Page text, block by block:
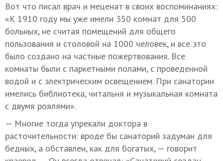
Вот что писал врач и меценат в своих воспоминаниях:
«К 1910 году мы уже имели 350 комнат для 500
больных, не считая помещений для общего
пользования и столовой на 1000 человек, и все это
было создано на частные пожертвования. Все
комнаты были с паркетными полами, с проведенной
водой и с электрическим освещением. При санатории
имелись библиотека, читальня и музыкальная комната
с двумя роялями».
— Многие тогда упрекали доктора в
расточительности: вроде бы санаторий задуман для
бедных, а обставлен, как для богатых, — говорит